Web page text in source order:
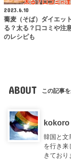
2023.6.10
蕎麦（そば）ダイエッ
る？太る？口コミや注
のレシピも
ABOUT この記事
kokoro
韓国と文
を行き来
きており